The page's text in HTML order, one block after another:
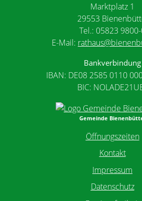
Marktplatz 1
29553
Tel.: 05823
E-Mail:
Bankverbindung
IBAN: DE08 2585 0110
BIC:
Gemeinde
Öffnungszeiten
Kontakt
Impressum
Datenschutz